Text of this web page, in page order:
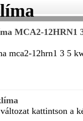
MCA2-12HRN1
mca2-12hrn1 3 5
kattintson a